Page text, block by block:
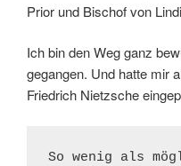
Prior und Bischof von
Ich bin den Weg ganz
gegangen. Und hatte mir
Friedrich Nietzsche
So wenig als